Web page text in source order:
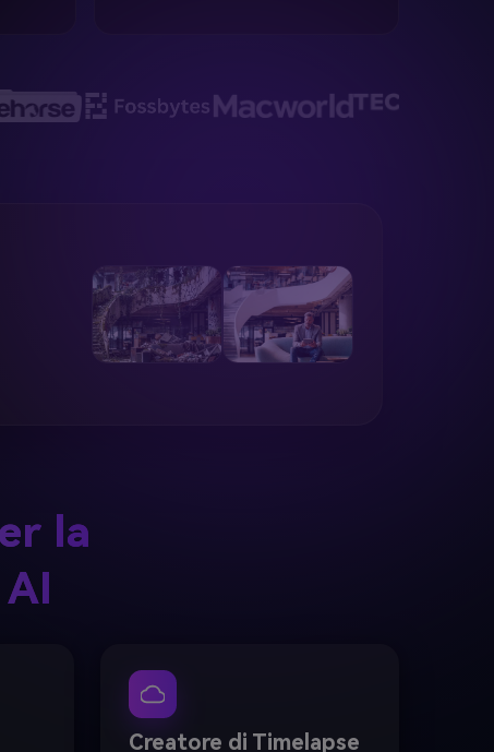
la
Creatore di Timelapse